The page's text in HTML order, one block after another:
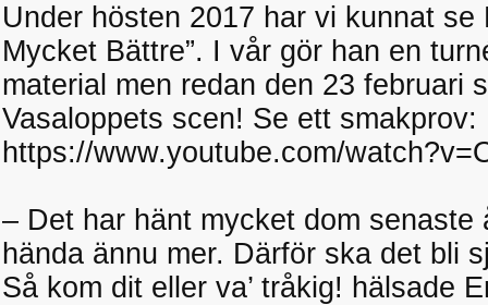
Under hösten 2017 har vi kunnat se
Mycket Bättre”. I vår gör han en
material men redan den 23 februari
Vasaloppets scen! Se ett smakprov:
https://www.youtube.com/
– Det har hänt mycket dom senaste
hända ännu mer. Därför ska det bli
Så kom dit eller va’ tråkig! hälsade